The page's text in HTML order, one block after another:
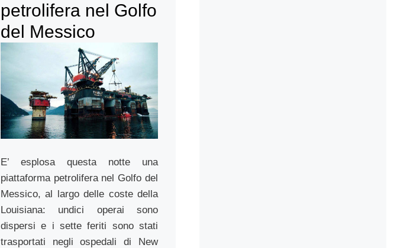
petrolifera nel Golfo
del Messico
E’ esplosa questa notte una
piattaforma petrolifera nel Golfo del
Messico, al largo delle coste della
Louisiana: undici operai sono
dispersi e i sette feriti sono stati
trasportati negli ospedali di New